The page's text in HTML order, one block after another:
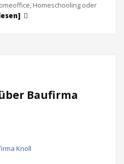
Homeschooling oder
Baufirma